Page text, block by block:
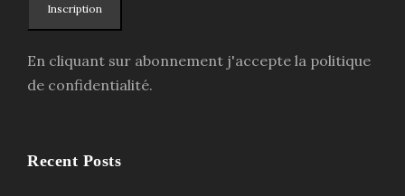
Inscription
En cliquant sur abonnement j'accepte la politique
de confidentialité.
Recent Posts